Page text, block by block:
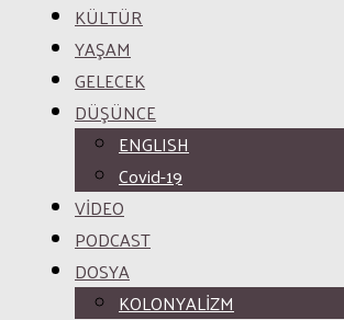
KÜLTÜR
YAŞAM
GELECEK
DÜŞÜNCE
ENGLISH
Covid-19
VİDEO
PODCAST
DOSYA
KOLONYALİZM